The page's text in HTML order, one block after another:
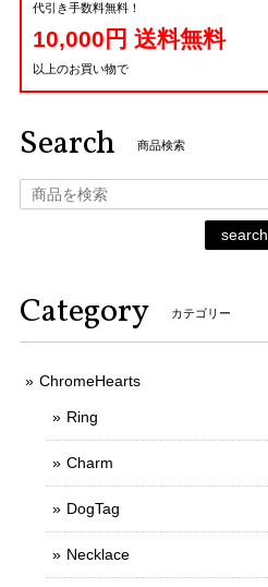
代引き手数料無料！
10,000円 送料無料
以上のお買い物で
Search 商品検索
search
Category カテゴリー
ChromeHearts
Ring
Charm
DogTag
Necklace